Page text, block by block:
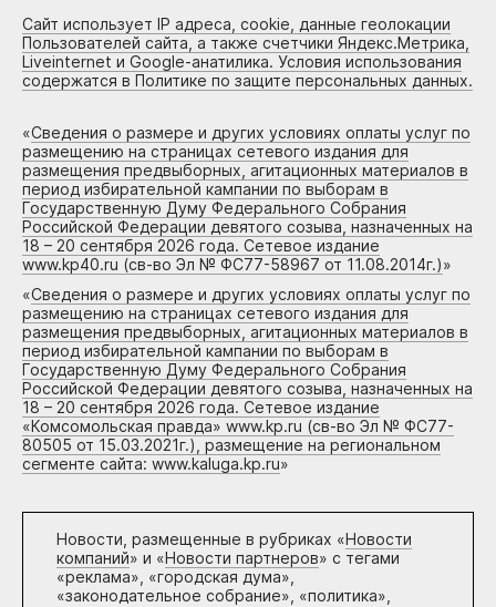
Сайт использует IP адреса, cookie, данные геолокации
Пользователей сайта, а также счетчики Яндекс.Метрика,
Liveinternet и Google-анатилика. Условия использования
содержатся в Политике по защите персональных данных.
«Сведения о размере и других условиях оплаты услуг по
размещению на страницах сетевого издания для
размещения предвыборных, агитационных материалов в
период избирательной кампании по выборам в
Государственную Думу Федерального Собрания
Российской Федерации девятого созыва, назначенных на
18 – 20 сентября 2026 года. Сетевое издание
www.kp40.ru (св-во Эл № ФС77-58967 от 11.08.2014г.)»
«Сведения о размере и других условиях оплаты услуг по
размещению на страницах сетевого издания для
размещения предвыборных, агитационных материалов в
период избирательной кампании по выборам в
Государственную Думу Федерального Собрания
Российской Федерации девятого созыва, назначенных на
18 – 20 сентября 2026 года. Сетевое издание
«Комсомольская правда» www.kp.ru (св-во Эл № ФС77-
80505 от 15.03.2021г.), размещение на региональном
сегменте сайта: www.kaluga.kp.ru»
Новости, размещенные в рубриках «Новости
компаний» и «Новости партнеров» с тегами
«реклама», «городская дума»,
«законодательное собрание», «политика»,